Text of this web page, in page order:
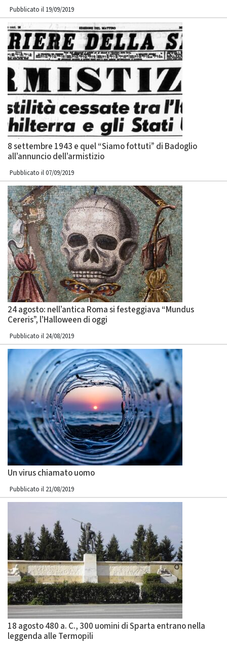
Pubblicato il 19/09/2019
8 settembre 1943 e quel “Siamo fottuti” di Badoglio
all’annuncio dell’armistizio
Pubblicato il 07/09/2019
24 agosto: nell’antica Roma si festeggiava “Mundus
Cereris”, l’Halloween di oggi
Pubblicato il 24/08/2019
Un virus chiamato uomo
Pubblicato il 21/08/2019
18 agosto 480 a. C., 300 uomini di Sparta entrano nella
leggenda alle Termopili